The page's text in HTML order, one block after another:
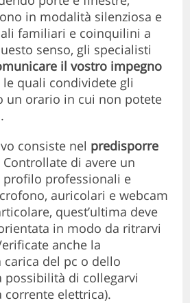
in modalità silenziosa e
familiari e coinquilini a
senso, gli specialisti
il vostro impegno
quali condividete gli
un orario in cui non potete
consiste nel predisporre
Controllate di avere un
professionali e
auricolari e webcam
quest’ultima deve
in modo da ritrarvi
anche la
carica del pc o dello
possibilità di collegarvi
elettrica).